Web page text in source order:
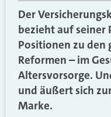
Der
bezieht auf seiner
Positionen zu
Reformen – im
Altersvorsorge.
und äußert sich
Marke.